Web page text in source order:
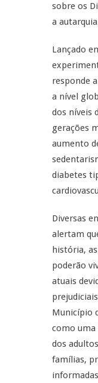
sobre os
a
Lançado
responde
a nível
dos níveis
gerações
aumento
diabetes
Diversas
alertam
história,
poderão
atuais
Município
como uma
dos
famílias,